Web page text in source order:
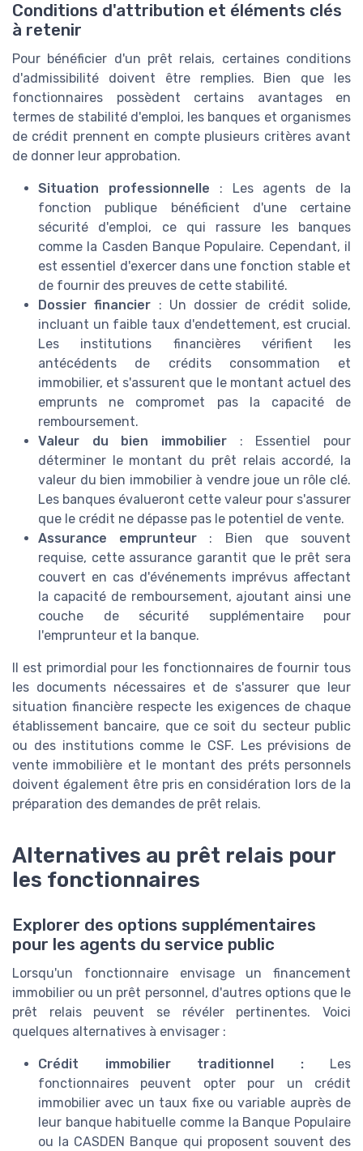
Conditions d'attribution et éléments clés
à retenir
Pour bénéficier d'un prêt relais, certaines conditions
d'admissibilité doivent être remplies. Bien que les
fonctionnaires possèdent certains avantages en
termes de stabilité d'emploi, les banques et organismes
de crédit prennent en compte plusieurs critères avant
de donner leur approbation.
Situation professionnelle : Les agents de la
fonction publique bénéficient d'une certaine
sécurité d'emploi, ce qui rassure les banques
comme la Casden Banque Populaire. Cependant, il
est essentiel d'exercer dans une fonction stable et
de fournir des preuves de cette stabilité.
Dossier financier : Un dossier de crédit solide,
incluant un faible taux d'endettement, est crucial.
Les institutions financières vérifient les
antécédents de crédits consommation et
immobilier, et s'assurent que le montant actuel des
emprunts ne compromet pas la capacité de
remboursement.
Valeur du bien immobilier : Essentiel pour
déterminer le montant du prêt relais accordé, la
valeur du bien immobilier à vendre joue un rôle clé.
Les banques évalueront cette valeur pour s'assurer
que le crédit ne dépasse pas le potentiel de vente.
Assurance emprunteur : Bien que souvent
requise, cette assurance garantit que le prêt sera
couvert en cas d'événements imprévus affectant
la capacité de remboursement, ajoutant ainsi une
couche de sécurité supplémentaire pour
l'emprunteur et la banque.
Il est primordial pour les fonctionnaires de fournir tous
les documents nécessaires et de s'assurer que leur
situation financière respecte les exigences de chaque
établissement bancaire, que ce soit du secteur public
ou des institutions comme le CSF. Les prévisions de
vente immobilière et le montant des préts personnels
doivent également être pris en considération lors de la
préparation des demandes de prêt relais.
Alternatives au prêt relais pour
les fonctionnaires
Explorer des options supplémentaires
pour les agents du service public
Lorsqu'un fonctionnaire envisage un financement
immobilier ou un prêt personnel, d'autres options que le
prêt relais peuvent se révéler pertinentes. Voici
quelques alternatives à envisager :
Crédit immobilier traditionnel :Les
fonctionnaires peuvent opter pour un crédit
immobilier avec un taux fixe ou variable auprès de
leur banque habituelle comme la Banque Populaire
ou la CASDEN Banque qui proposent souvent des